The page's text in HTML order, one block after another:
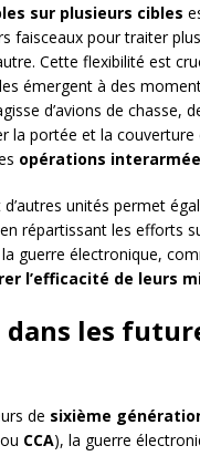
sur plusieurs cibles
faisceaux pour traiter
Cette flexibilité est
émergent à des
d’avions de
la portée et la
opérations
d’autres unités permet
répartissant les efforts
guerre électronique,
l’efficacité de leurs
les
de sixième
ou CCA), la guerre